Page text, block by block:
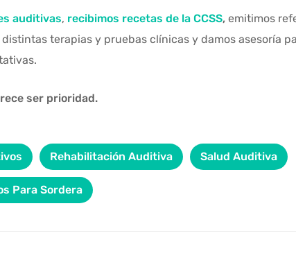
auditivas, recibimos recetas de la CCSS, emitimos
terapias y pruebas clínicas y damos asesoría
ser prioridad.
Rehabilitación Auditiva Salud Auditiva
Para Sordera